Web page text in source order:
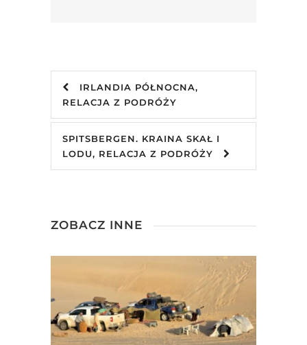
IRLANDIA PÓŁNOCNA,
RELACJA Z PODRÓŻY
SPITSBERGEN. KRAINA SKAŁ I
LODU, RELACJA Z PODRÓŻY
ZOBACZ INNE